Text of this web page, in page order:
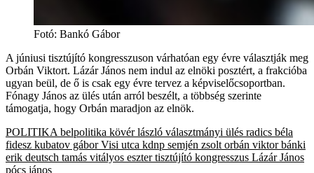
Fotó: Bankó Gábor
A júniusi tisztújító kongresszuson várhatóan egy évre választják meg
Orbán Viktort. Lázár János nem indul az elnöki posztért, a frakcióba
ugyan beül, de ő is csak egy évre tervez a képviselőcsoportban.
Fónagy János az ülés után arról beszélt, a többség szerinte
támogatja, hogy Orbán maradjon az elnök.
POLITIKA belpolitika kövér lászló választmányi ülés radics béla
fidesz kubatov gábor Visi utca kdnp semjén zsolt orbán viktor bánki
erik deutsch tamás vitályos eszter tisztújító kongresszus Lázár János
pócs jános